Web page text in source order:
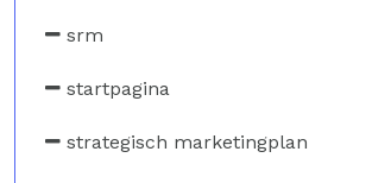
srm
startpagina
strategisch marketingplan